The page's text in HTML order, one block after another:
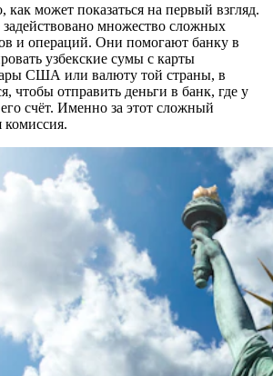
как может показаться на первый взгляд.
множество сложных
и операций. Они помогают банку в
узбекские сумы с карты
США или валюту той страны, в
чтобы отправить деньги в банк, где у
счёт. Именно за этот сложный
комиссия.